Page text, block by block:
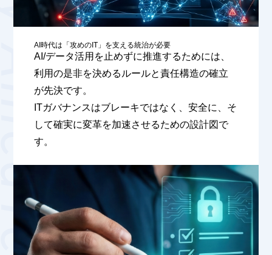
AI時代は「攻めのIT」を⽀える統治が必要
AI/データ活用を止めずに推進するためには、
利用の是非を決めるルールと責任構造の確立
が先決です。
ITガバナンスはブレーキではなく、安全に、そ
して確実に変革を加速させるための設計図で
す。